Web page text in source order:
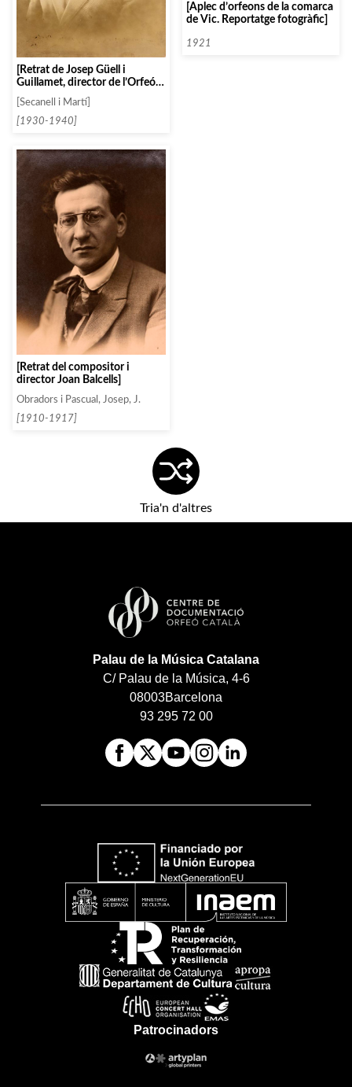
[Retrat de Josep Güell i
Guillamet, director de l’Orfeó
Nova Tàrrega]
[Secanell i Martí]
[1930-1940]
[Aplec d’orfeons de la comarca
de Vic. Reportatge fotogràfic]
1921
[Retrat del compositor i
director Joan Balcells]
Obradors i Pascual, Josep, J.
[1910-1917]
Tria'n d'altres
Palau de la Música Catalana
C/ Palau de la Música, 4-6
08003Barcelona
93 295 72 00
Patrocinadors